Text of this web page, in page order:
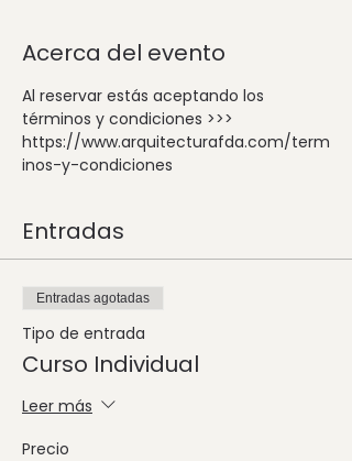
Acerca del evento
Al reservar estás aceptando los
términos y condiciones >>>
https://www.arquitecturafda.com/term
inos-y-condiciones
Entradas
Entradas agotadas
Tipo de entrada
Curso Individual
Leer más
Precio